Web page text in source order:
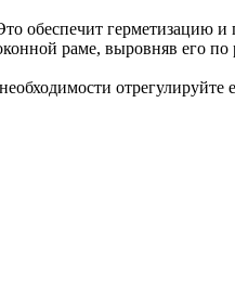
обеспечит герметизацию
раме, выровняв его